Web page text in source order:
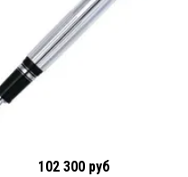
102 300 руб